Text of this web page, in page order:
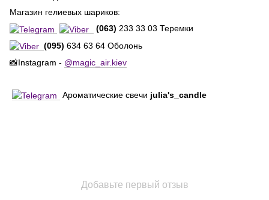
Магазин гелиевых шариков:
(063) 233 33 03 Теремки
(095) 634 63 64 Оболонь
📸Instagram - @magic_air.kiev
Ароматические свечи julia's_candle
Добавьте первый отзыв